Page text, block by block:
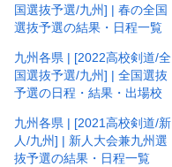
国選抜予選/九州] | 春の全国
選抜予選の結果・日程一覧
九州各県 | [2022高校剣道/全
国選抜予選/九州] | 全国選抜
予選の日程・結果・出場校
九州各県 | [2021高校剣道/新
人/九州] | 新人大会兼九州選
抜予選の結果・日程一覧